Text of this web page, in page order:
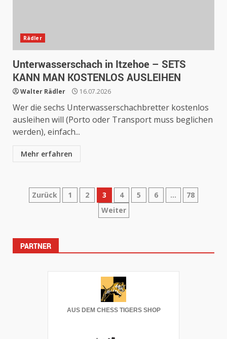
Rädler
Unterwasserschach in Itzehoe – SETS
KANN MAN KOSTENLOS AUSLEIHEN
Walter Rädler 16.07.2026
Wer die sechs Unterwasserschachbretter kostenlos
ausleihen will (Porto oder Transport muss beglichen
werden), einfach...
Mehr erfahren
Seitennummerierung
Beiträge
Zurück 1 2 3 4 5 6 …
78
Weiter
PARTNER
AUS DEM CHESS TIGERS SHOP